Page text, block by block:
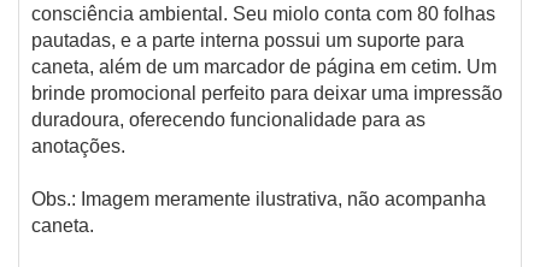
consciência ambiental. Seu miolo conta com 80 folhas
pautadas, e a parte interna possui um suporte para
caneta, além de um marcador de página em cetim. Um
brinde promocional perfeito para deixar uma impressão
duradoura, oferecendo funcionalidade para as
anotações.
Obs.: Imagem meramente ilustrativa, não acompanha
caneta.